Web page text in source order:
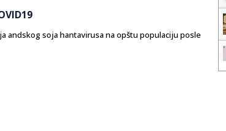
andskog soja hantavirusa na opštu populaciju posle